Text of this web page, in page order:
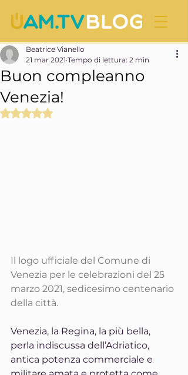
Buon compleanno
Venezia!
Beatrice Vianello
21 mar 2021 Tempo di lettura: 2 min
Valutazione NaN stelle su 5.
Il logo ufficiale del Comune di
Venezia per le celebrazioni del 25
marzo 2021, sedicesimo centenario
della città.
Venezia, la Regina, la più bella,
perla indiscussa dell’Adriatico,
antica potenza commerciale e